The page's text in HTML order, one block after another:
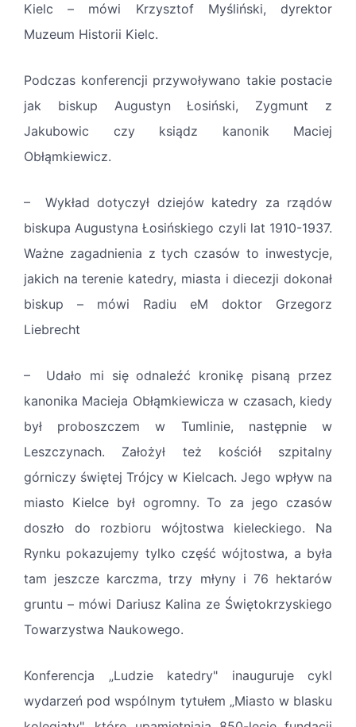
Kielc – mówi Krzysztof Myśliński, dyrektor
Muzeum Historii Kielc.
Podczas konferencji przywoływano takie postacie
jak biskup Augustyn Łosiński, Zygmunt z
Jakubowic czy ksiądz kanonik Maciej
Obłąmkiewicz.
– Wykład dotyczył dziejów katedry za rządów
biskupa Augustyna Łosińskiego czyli lat 1910-1937.
Ważne zagadnienia z tych czasów to inwestycje,
jakich na terenie katedry, miasta i diecezji dokonał
biskup – mówi Radiu eM doktor Grzegorz
Liebrecht
– Udało mi się odnaleźć kronikę pisaną przez
kanonika Macieja Obłąmkiewicza w czasach, kiedy
był proboszczem w Tumlinie, następnie w
Leszczynach. Założył też kościół szpitalny
górniczy świętej Trójcy w Kielcach. Jego wpływ na
miasto Kielce był ogromny. To za jego czasów
doszło do rozbioru wójtostwa kieleckiego. Na
Rynku pokazujemy tylko część wójtostwa, a była
tam jeszcze karczma, trzy młyny i 76 hektarów
gruntu – mówi Dariusz Kalina ze Świętokrzyskiego
Towarzystwa Naukowego.
Konferencja „Ludzie katedry" inauguruje cykl
wydarzeń pod wspólnym tytułem „Miasto w blasku